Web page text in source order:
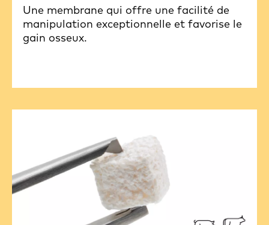
Une membrane qui offre une facilité de
manipulation exceptionnelle et favorise le
gain osseux.